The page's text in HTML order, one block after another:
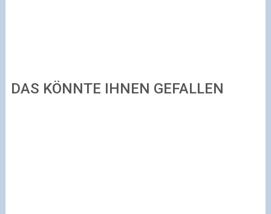
DAS KÖNNTE IHNEN GEFALLEN